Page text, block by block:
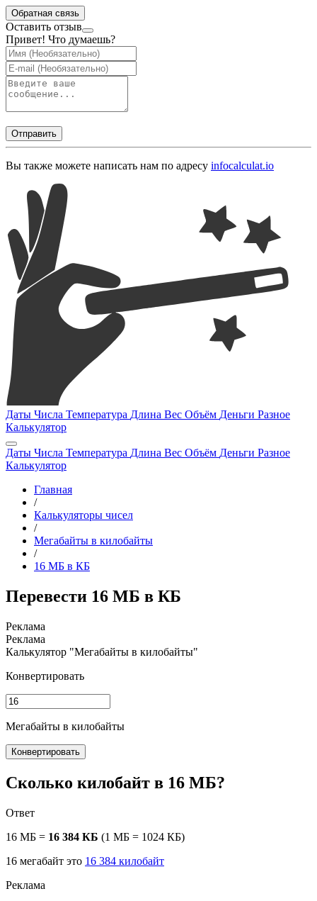
Обратная связь
Оставить отзыв
Привет! Что думаешь?
Отправить
Вы также можете написать нам по адресу infocalculat.io
Даты Числа Температура Длина Вес Объём Деньги Разное
Калькулятор
Даты Числа Температура Длина Вес Объём Деньги Разное
Калькулятор
Главная
/
Калькуляторы чисел
/
Мегабайты в килобайты
/
16 МБ в КБ
Перевести 16 МБ в КБ
Калькулятор "Мегабайты в килобайты"
Конвертировать
Мегабайты в килобайты
Конвертировать
Сколько килобайт в 16 МБ?
Ответ
16 МБ = 16 384 КБ (1 МБ = 1024 КБ)
16 мегабайт это 16 384 килобайт